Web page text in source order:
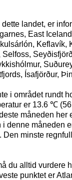
landet, er
East
Ísafjörður,
i området rundt
er 13.6 ℃
måneden her
denne måneden
minste
du alltid vurdere
punktet er